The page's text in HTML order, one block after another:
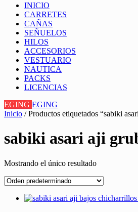
INICIO
CARRETES
CAÑAS
SEÑUELOS
HILOS
ACCESORIOS
VESTUARIO
NAUTICA
PACKS
LICENCIAS
EGING EGING
Inicio / Productos etiquetados “sabiki
sabiki asari aji
Mostrando el único resultado